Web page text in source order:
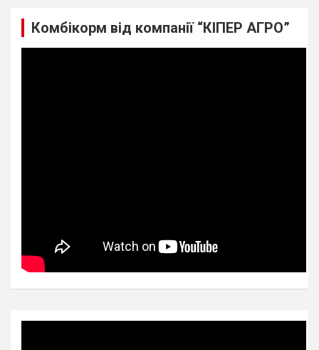
Комбікорм від компанії “КІПЕР АГРО”